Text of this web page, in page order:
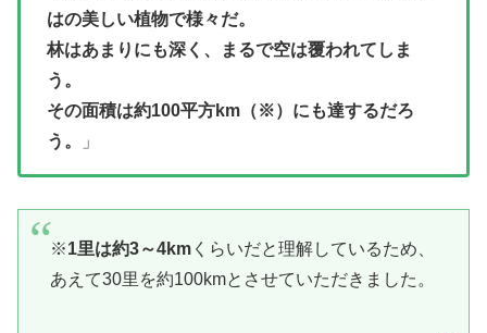
はの美しい植物で様々だ。
林はあまりにも深く、まるで空は覆われてしま
う。
その面積は約100平方km（※）にも達するだろ
う。
」
※1里は約3～4kmくらいだと理解しているため、
あえて30里を約100kmとさせていただきました。